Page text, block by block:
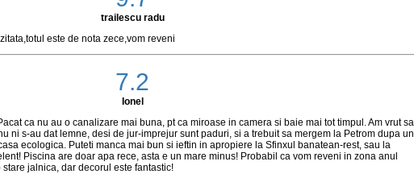
trailescu radu
este de nota zece,vom reveni
7.2
Ionel
ca nu au o canalizare mai buna, pt ca miroase in camera si baie mai tot timpul. Am vrut sa
ni s-au dat lemne, desi de jur-imprejur sunt paduri, si a trebuit sa mergem la Petrom dupa un
ecologica. Puteti manca mai bun si ieftin in apropiere la Sfinxul banatean-rest, sau la
Piscina are doar apa rece, asta e un mare minus! Probabil ca vom reveni in zona anul
jalnica, dar decorul este fantastic!